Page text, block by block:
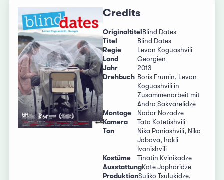
Credits
OriginaltitelBlind Dates
Titel
Blind Dates
Regie
Levan Koguashvili
Land
Georgien
Jahr
2013
Drehbuch Boris Frumin, Levan
Koguashvili in
Zusammenarbeit mit
Andro Sakvarelidze
Montage
Nodar Nozadze
Kamera
Tato Kotetishvili
Ton
Nika Paniashvili, Niko
Jobava, Irakli
Ivanishvili
Kostüme
Tinatin Kvinikadze
AusstattungKote Japharidze
ProduktionSuliko Tsulukidze,